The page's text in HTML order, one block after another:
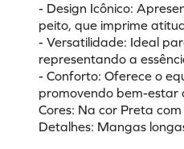
- Design Icônico:
peito, que imprime
- Versatilidade: Ideal
representando a
- Conforto: Oferece o
promovendo bem-estar
Cores: Na cor Preta
Detalhes: Mangas